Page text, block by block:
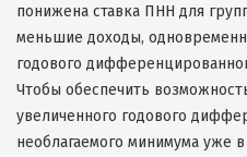
понижена ставка ПНН для
меньшие доходы,
годового
Чтобы обеспечить
увеличенного годового
необлагаемого минимума уже